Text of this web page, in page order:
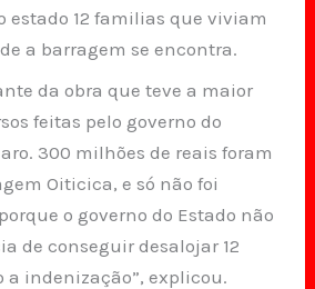
estado 12 familias que viviam
a barragem se encontra.
da obra que teve a maior
feitas pelo governo do
300 milhões de reais foram
Oiticica, e só não foi
o governo do Estado não
de conseguir desalojar 12
indenização”, explicou.